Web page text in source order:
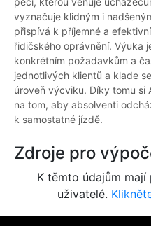
vyznačuje klidným i
přispívá k příjemné a
řidičského oprávnění. Výuka
konkrétním požadavkům a
jednotlivých klientů a klade
úroveň výcviku. Díky tomu si
na tom, aby absolventi
k samostatné jízdě.
Zdroje pro
K těmto údajům
uživatelé.